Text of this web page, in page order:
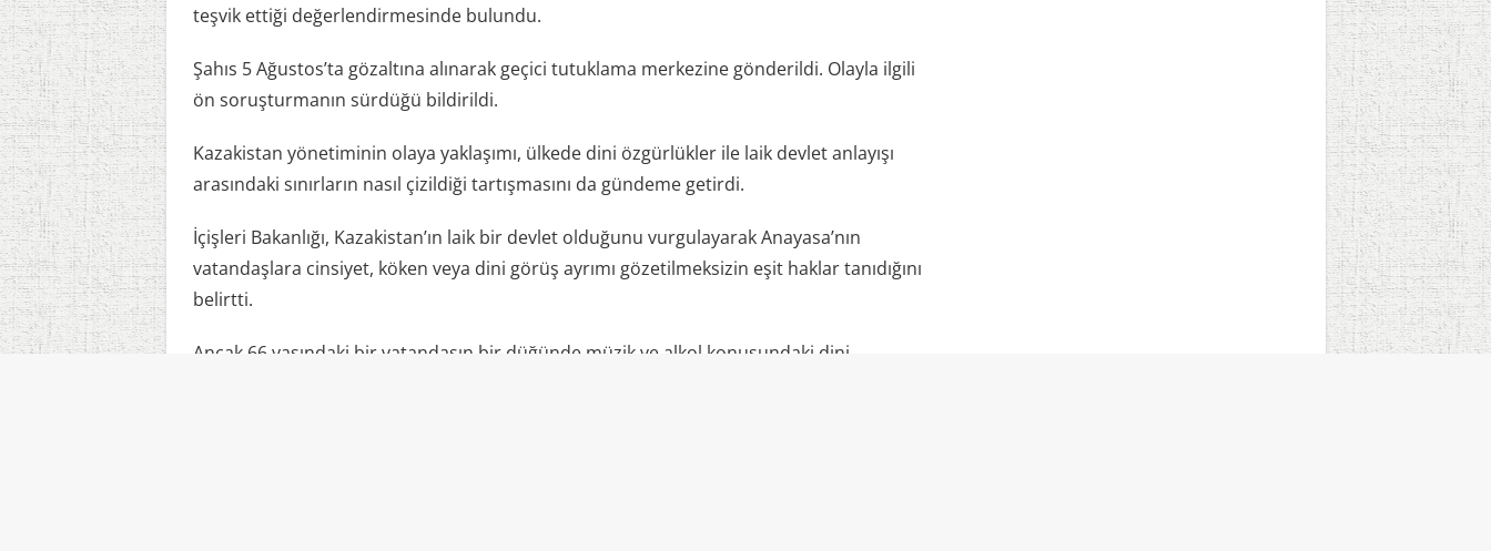
teşvik ettiği değerlendirmesinde bulundu.
Şahıs 5 Ağustos’ta gözaltına alınarak geçici tutuklama merkezine gönderildi. Olayla ilgili
ön soruşturmanın sürdüğü bildirildi.
Kazakistan yönetiminin olaya yaklaşımı, ülkede dini özgürlükler ile laik devlet anlayışı
arasındaki sınırların nasıl çizildiği tartışmasını da gündeme getirdi.
İçişleri Bakanlığı, Kazakistan’ın laik bir devlet olduğunu vurgulayarak Anayasa’nın
vatandaşlara cinsiyet, köken veya dini görüş ayrımı gözetilmeksizin eşit haklar tanıdığını
belirtti.
Ancak 66 yaşındaki bir vatandaşın bir düğünde müzik ve alkol konusundaki dini